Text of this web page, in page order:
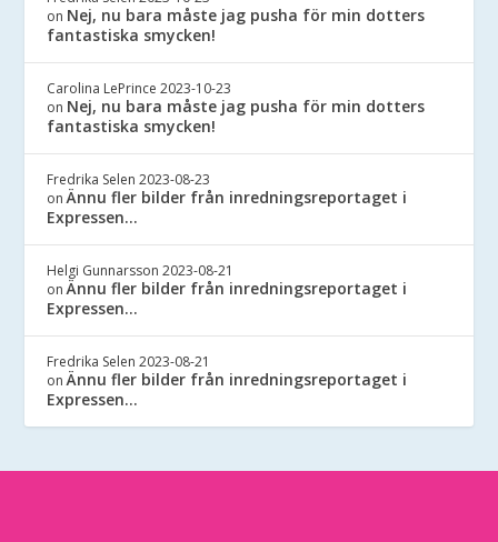
on Nej, nu bara måste jag pusha för min dotters
fantastiska smycken!
Carolina LePrince 2023-10-23
on Nej, nu bara måste jag pusha för min dotters
fantastiska smycken!
Fredrika Selen 2023-08-23
onÄnnu fler bilder från inredningsreportaget i
Expressen…
Helgi Gunnarsson 2023-08-21
onÄnnu fler bilder från inredningsreportaget i
Expressen…
Fredrika Selen 2023-08-21
onÄnnu fler bilder från inredningsreportaget i
Expressen…